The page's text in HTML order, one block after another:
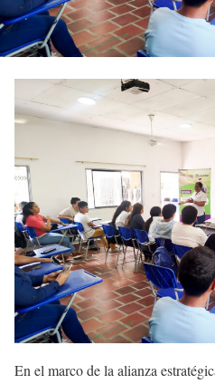
En el marco de la alianza